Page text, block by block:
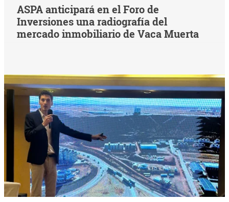
ASPA anticipará en el Foro de
Inversiones una radiografía del
mercado inmobiliario de Vaca Muerta